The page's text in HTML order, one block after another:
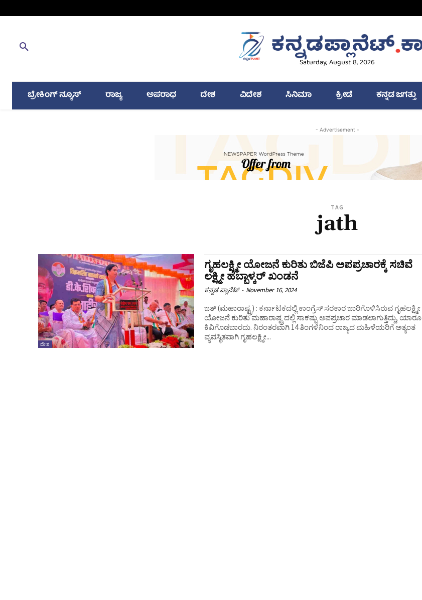
Saturday, August 8, 2026
ಬ್ರೇಕಿಂಗ್ ನ್ಯೂಸ್ ರಾಜ್ಯ ಅಪರಾಧ ದೇಶ ವಿದೇಶ ಸಿನಿಮಾ ಕ್ರೀಡೆ ಕನ್ನಡ ಜಗತ್ತು
- Advertisement -
TAG
jath
ದೇಶ
ಗೃಹಲಕ್ಷ್ಮೀ ಯೋಜನೆ ಕುರಿತು ಬಿಜೆಪಿ ಅಪಪ್ರಚಾರಕ್ಕೆ ಸಚಿವೆ
ಲಕ್ಷ್ಮೀ ಹೆಬ್ಬಾಳ್ಕರ್ ಖಂಡನೆ
ಕನ್ನಡ ಪ್ಲಾನೆಟ್ - November 16, 2024
ಜತ್ (ಮಹಾರಾಷ್ಟ್ರ) : ಕರ್ನಾಟಕದಲ್ಲಿ ಕಾಂಗ್ರೆಸ್ ಸರಕಾರ ಜಾರಿಗೊಳಿಸಿರುವ ಗೃಹಲಕ್ಷ್ಮೀ
ಯೋಜನೆ ಕುರಿತು ಮಹಾರಾಷ್ಟ್ರದಲ್ಲಿ ಸಾಕಷ್ಟು ಅಪಪ್ರಚಾರ ಮಾಡಲಾಗುತ್ತಿದ್ದು, ಯಾರೂ
ಕಿವಿಗೊಡಬಾರದು. ನಿರಂತರವಾಗಿ 14 ತಿಂಗಳಿನಿಂದ ರಾಜ್ಯದ ಮಹಿಳೆಯರಿಗೆ ಅತ್ಯಂತ
ವ್ಯವಸ್ಥಿತವಾಗಿ ಗೃಹಲಕ್ಷ್ಮೀ...